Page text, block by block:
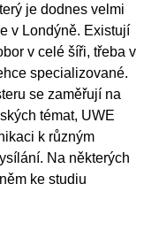
je dodnes velmi
v Londýně. Existují
v celé šíři, třeba v
specializované.
se zaměřují na
témat, UWE
k různým
Na některých
ke studiu